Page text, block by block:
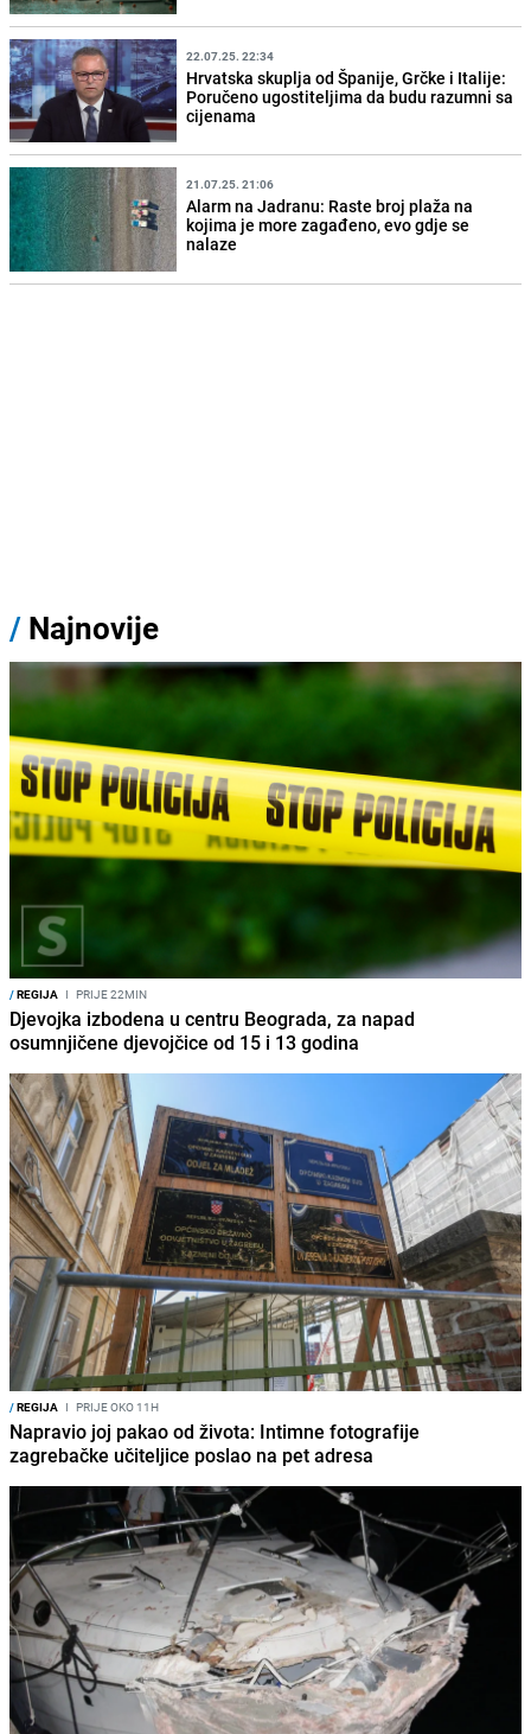
22.07.25. 22:34
Hrvatska skuplja od Španije, Grčke i Italije:
Poručeno ugostiteljima da budu razumni sa
cijenama
21.07.25. 21:06
Alarm na Jadranu: Raste broj plaža na
kojima je more zagađeno, evo gdje se
nalaze
/ Najnovije
/REGIJA I PRIJE 22MIN
Djevojka izbodena u centru Beograda, za napad
osumnjičene djevojčice od 15 i 13 godina
/REGIJA I PRIJE OKO 11H
Napravio joj pakao od života: Intimne fotografije
zagrebačke učiteljice poslao na pet adresa